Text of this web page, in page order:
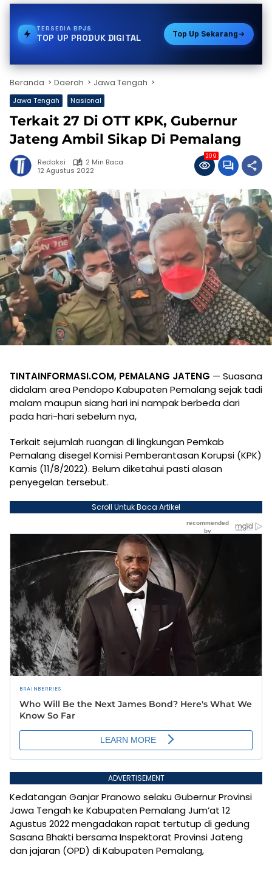
TERSEDIATOKEN PLN
TOP UP PRODUK DIGITAL Top Up Sekarang
Beranda Daerah Jawa Tengah
Jawa Tengah Nasional
Terkait 27 Di OTT KPK, Gubernur
Jateng Ambil Sikap Di Pemalang
Redaksi
2 Min Baca
12 Agustus 2022
209
TINTAINFORMASI.COM, PEMALANG JATENG — Suasana
didalam area Pendopo Kabupaten Pemalang sejak tadi
malam maupun siang hari ini nampak berbeda dari
pada hari-hari sebelum nya,
Terkait sejumlah ruangan di lingkungan Pemkab
Pemalang disegel Komisi Pemberantasan Korupsi (KPK)
Kamis (11/8/2022). Belum diketahui pasti alasan
penyegelan tersebut.
Scroll Untuk Baca Artikel
ADVERTISEMENT
Kedatangan Ganjar Pranowo selaku Gubernur Provinsi
Jawa Tengah ke Kabupaten Pemalang Jum’at 12
Agustus 2022 mengadakan rapat tertutup di gedung
Sasana Bhakti bersama Inspektorat Provinsi Jateng
dan jajaran (OPD) di Kabupaten Pemalang,